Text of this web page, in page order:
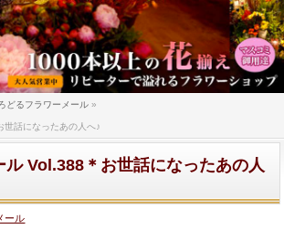
どるフラワーメール »
世話になったあの人へ♪
ル Vol.388＊お世話になったあの人
ール